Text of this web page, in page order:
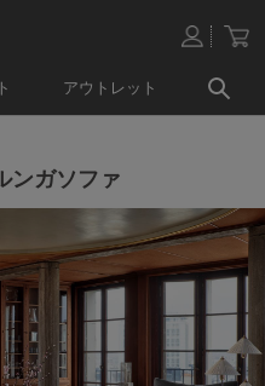
アウトレット
ンガソファ